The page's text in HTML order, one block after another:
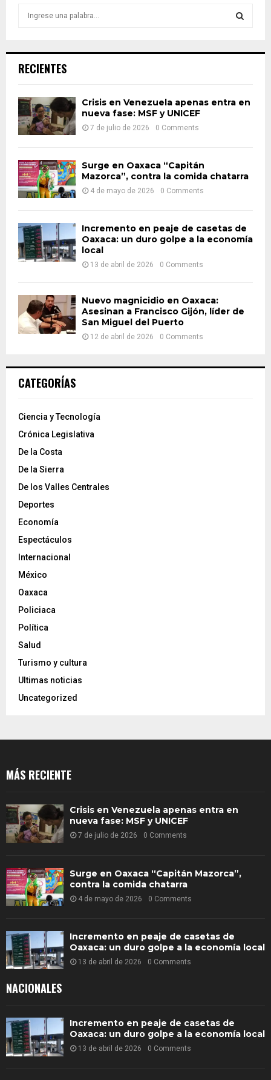
h
o
:
RECIENTES
Crisis en Venezuela apenas entra en
nueva fase: MSF y UNICEF
7 de julio de 2026 0 Comments
Surge en Oaxaca “Capitán
Mazorca”, contra la comida chatarra
4 de mayo de 2026 0 Comments
Incremento en peaje de casetas de
Oaxaca: un duro golpe a la economía
local
13 de abril de 2026 0 Comments
Nuevo magnicidio en Oaxaca:
Asesinan a Francisco Gijón, líder de
San Miguel del Puerto
12 de abril de 2026 0 Comments
CATEGORÍAS
Ciencia y Tecnología
Crónica Legislativa
De la Costa
De la Sierra
De los Valles Centrales
Deportes
Economía
Espectáculos
Internacional
México
Oaxaca
Policiaca
Política
Salud
Turismo y cultura
Ultimas noticias
Uncategorized
MÁS RECIENTE
Crisis en Venezuela apenas entra en
nueva fase: MSF y UNICEF
7 de julio de 2026 0 Comments
Surge en Oaxaca “Capitán Mazorca”,
contra la comida chatarra
4 de mayo de 2026 0 Comments
Incremento en peaje de casetas de
Oaxaca: un duro golpe a la economía local
13 de abril de 2026 0 Comments
NACIONALES
Incremento en peaje de casetas de
Oaxaca: un duro golpe a la economía local
13 de abril de 2026 0 Comments